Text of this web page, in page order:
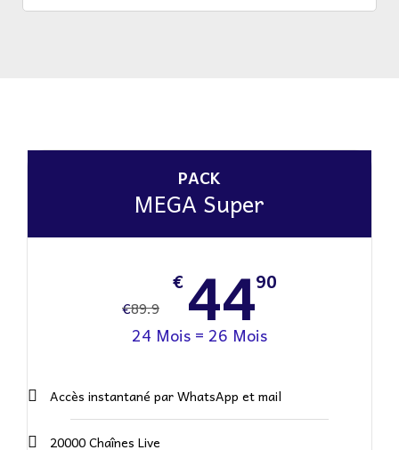
PACK
MEGA Super
€89.9
€ 4490
24 Mois = 26 Mois
Accès instantané par WhatsApp et mail
20000 Chaînes Live